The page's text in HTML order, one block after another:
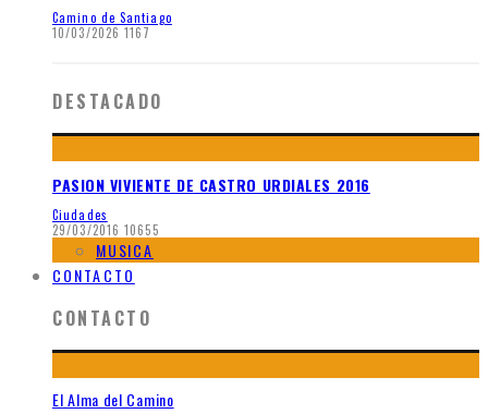
Camino de Santiago
10/03/2026 1167
DESTACADO
PASION VIVIENTE DE CASTRO URDIALES 2016
Ciudades
29/03/2016 10655
MUSICA
CONTACTO
CONTACTO
El Alma del Camino